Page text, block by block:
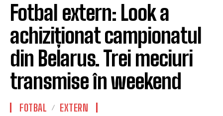
Fotbal extern: Look a
achiziționat campionatul
din Belarus. Trei meciuri
transmise în weekend
FOTBAL EXTERN